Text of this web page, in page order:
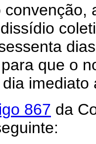
que o
imediato
867 da